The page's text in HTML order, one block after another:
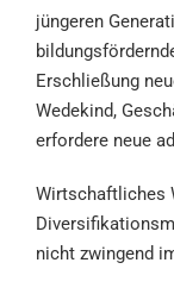
jüngeren
Erschließung
Wedekind,
erfordere neue
Wirtschaftliches
nicht zwingend